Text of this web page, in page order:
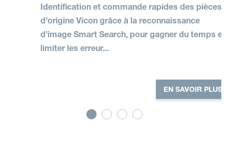
Identification et commande rapides des pièces
d’origine Vicon grâce à la reconnaissance
d’image Smart Search, pour gagner du temps et
limiter les erreur...
EN SAVOIR PLUS